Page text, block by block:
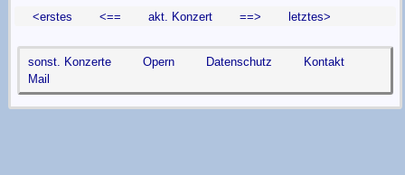
<erstes <== akt. Konzert ==> letztes>
sonst. Konzerte Opern Datenschutz
Kontakt
Mail